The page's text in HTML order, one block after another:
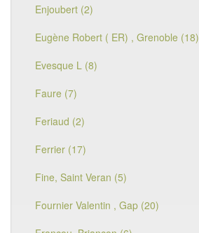
Enjoubert (2)
Eugène Robert ( ER) , Grenoble (18)
Evesque L (8)
Faure (7)
Feriaud (2)
Ferrier (17)
Fine, Saint Veran (5)
Fournier Valentin , Gap (20)